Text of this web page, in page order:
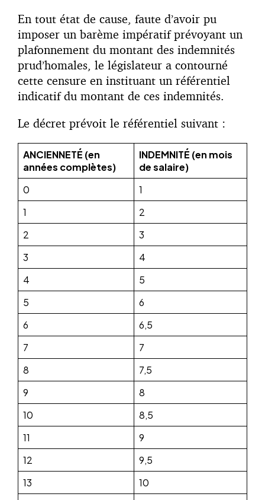
En tout état de cause, faute d’avoir pu
imposer un barème impératif prévoyant un
plafonnement du montant des indemnités
prud’homales, le législateur a contourné
cette censure en instituant un référentiel
indicatif du montant de ces indemnités.
Le décret prévoit le référentiel suivant :
ANCIENNETÉ (en
années complètes)
INDEMNITÉ (en mois
de salaire)
0
1
1
2
2
3
3
4
4
5
5
6
6
6,5
7
7
8
7,5
9
8
10
8,5
11
9
12
9,5
13
10